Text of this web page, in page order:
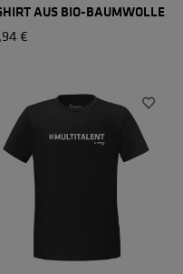
AUS BIO-BAUMWOLLE
€